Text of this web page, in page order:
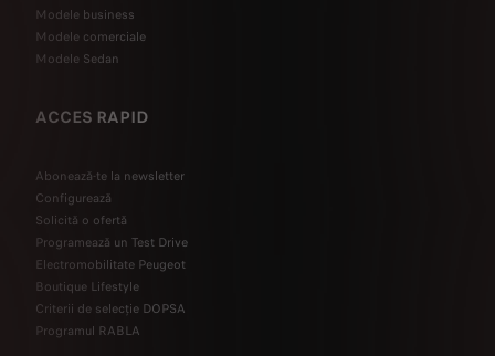
Modele business
Modele comerciale
Modele Sedan
ACCES RAPID
Abonează-te la newsletter
Configurează
Solicită o ofertă
Programează un Test Drive
Electromobilitate Peugeot
Boutique Lifestyle
Criterii de selecție DOPSA
Programul RABLA